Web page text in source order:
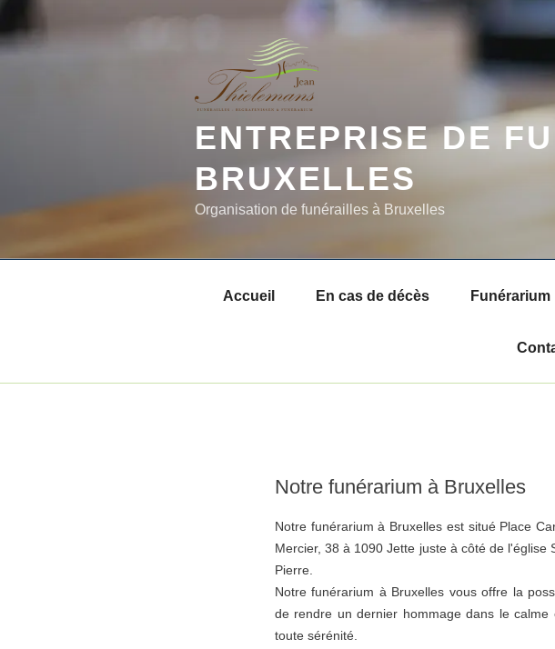
au
contenu
ENTREPRISE DE
BRUXELLES
Organisation de funérailles à Bruxelles
Accueil En cas de décès Funérarium
Notre funérarium à Bruxelles
Notre funérarium à Bruxelles est situé Place
Mercier, 38 à 1090 Jette juste à côté de l'église
Pierre.
Notre funérarium à Bruxelles vous offre la
de rendre un dernier hommage dans le calme
toute sérénité.